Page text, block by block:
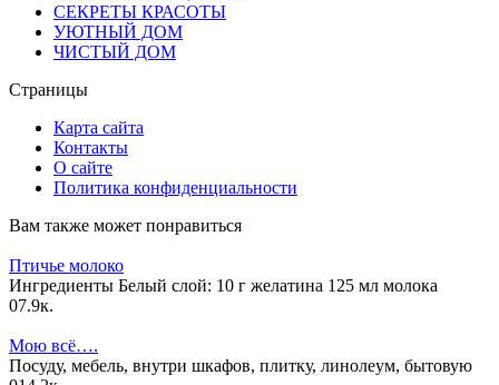
СЕКРЕТЫ КРАСОТЫ
УЮТНЫЙ ДОМ
ЧИСТЫЙ ДОМ
Страницы
Карта сайта
Контакты
О сайте
Политика конфиденциальности
Вам также может понравиться
Птичье молоко
Ингредиенты Белый слой: 10 г желатина 125 мл молока
07.9к.
Мою всё….
Посуду, мебель, внутри шкафов, плитку, линолеум, бытовую